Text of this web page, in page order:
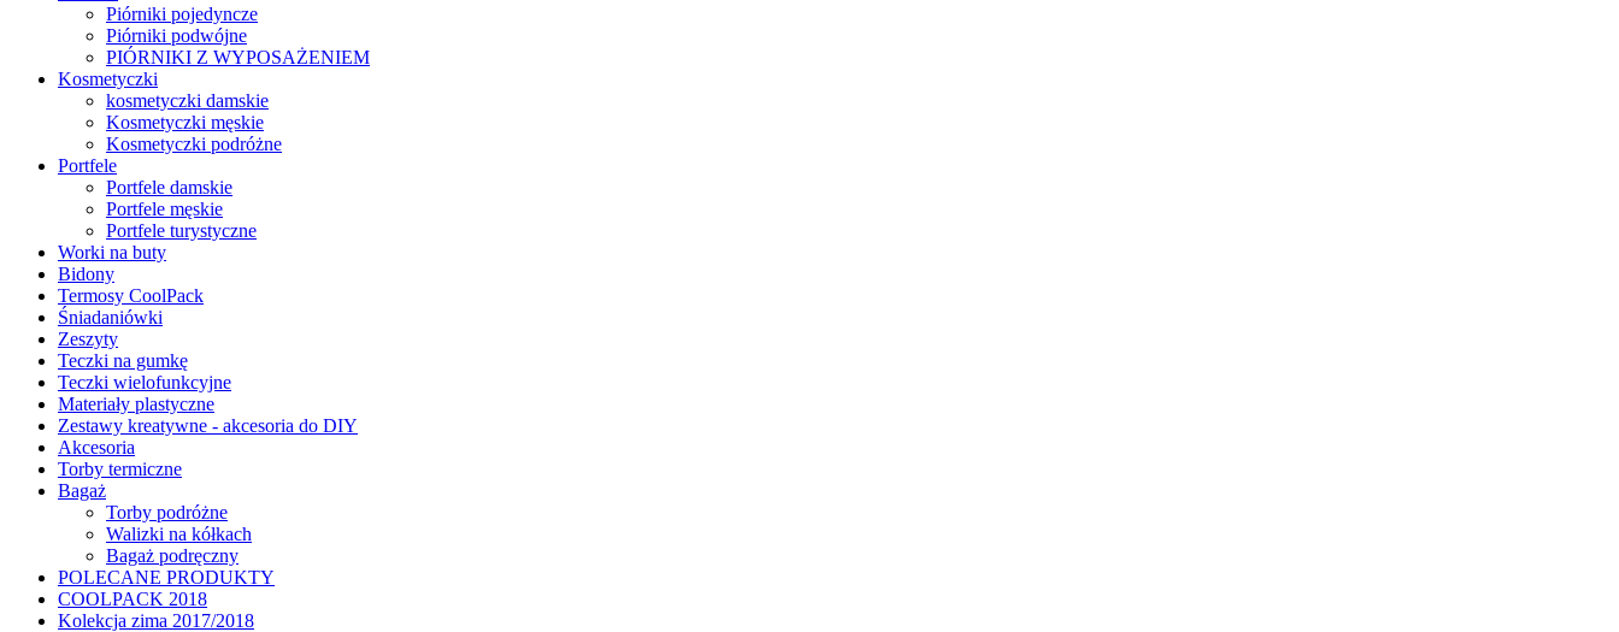
Piórniki pojedyncze
Piórniki podwójne
PIÓRNIKI Z WYPOSAŻENIEM
Kosmetyczki
kosmetyczki damskie
Kosmetyczki męskie
Kosmetyczki podróżne
Portfele
Portfele damskie
Portfele męskie
Portfele turystyczne
Worki na buty
Bidony
Termosy CoolPack
Śniadaniówki
Zeszyty
Teczki na gumkę
Teczki wielofunkcyjne
Materiały plastyczne
Zestawy kreatywne - akcesoria do DIY
Akcesoria
Torby termiczne
Bagaż
Torby podróżne
Walizki na kółkach
Bagaż podręczny
POLECANE PRODUKTY
COOLPACK 2018
Kolekcja zima 2017/2018